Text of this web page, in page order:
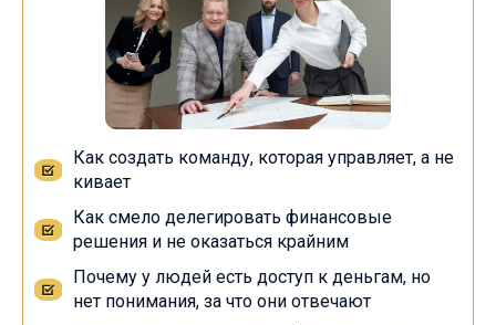
Как создать команду, которая управляет, а не
кивает
Как смело делегировать финансовые
решения и не оказаться крайним
Почему у людей есть доступ к деньгам, но
нет понимания, за что они отвечают